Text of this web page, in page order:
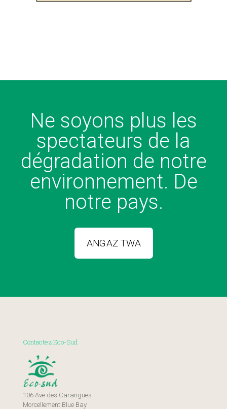
Ne soyons plus les
spectateurs de la
dégradation de notre
environnement. De
notre pays.
ANGAZ TWA
Contactez Eco-Sud
106 Ave des Carangues
Morcellement Blue Bay